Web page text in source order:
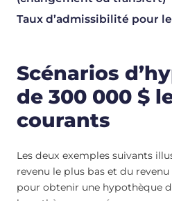
Taux d’admissibilité pour
Scénarios
de 300 000 $
courants
Les deux exemples suivants
revenu le plus bas et du revenu
pour obtenir une hypothèque